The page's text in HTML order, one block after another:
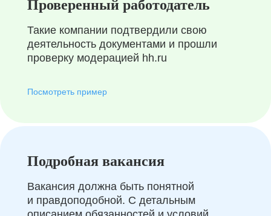
Проверенный работодатель
Такие компании подтвердили свою
деятельность документами и прошли
проверку модерацией hh.ru
Посмотреть пример
Подробная вакансия
Вакансия должна быть понятной
и правдоподобной. С детальным